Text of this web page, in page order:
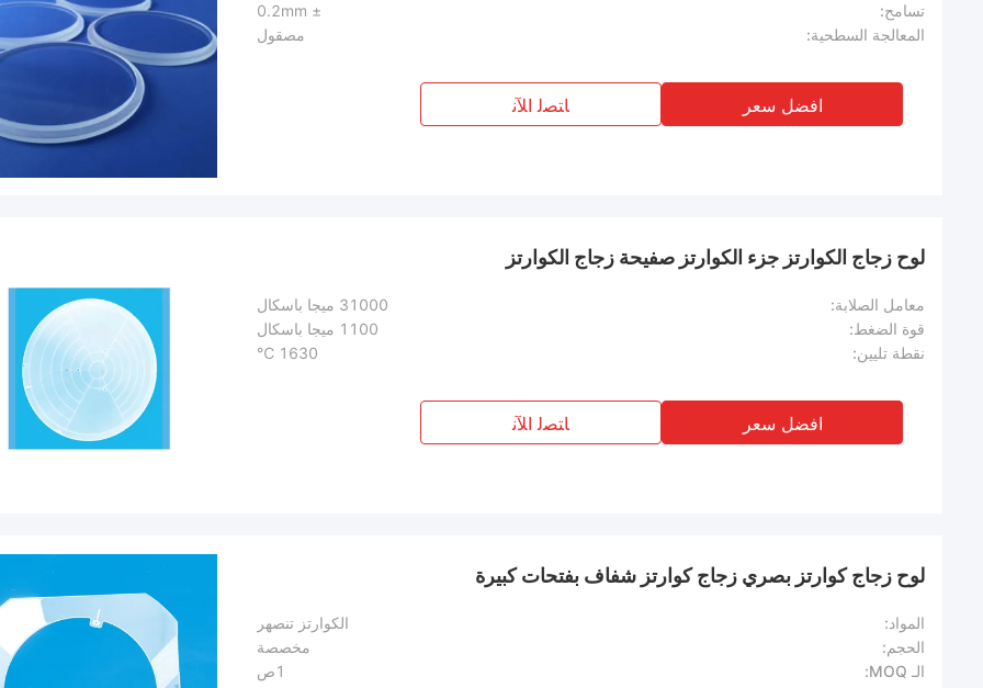
تسامح:
± 0.2mm
المعالجة السطحية:
مصقول
افضل سعر ﺎﺘﺼﻟ ﺍﻶﻧ
لوح زجاج الكوارتز جزء الكوارتز صفيحة زجاج الكوارتز
معامل الصلابة:
31000 ميجا باسكال
قوة الضغط:
1100 ميجا باسكال
نقطة تليين:
1630 ℃
افضل سعر ﺎﺘﺼﻟ ﺍﻶﻧ
لوح زجاج كوارتز بصري زجاج كوارتز شفاف بفتحات كبيرة
المواد:
الكوارتز تنصهر
الحجم:
مخصصة
الـ MOQ:
1ص